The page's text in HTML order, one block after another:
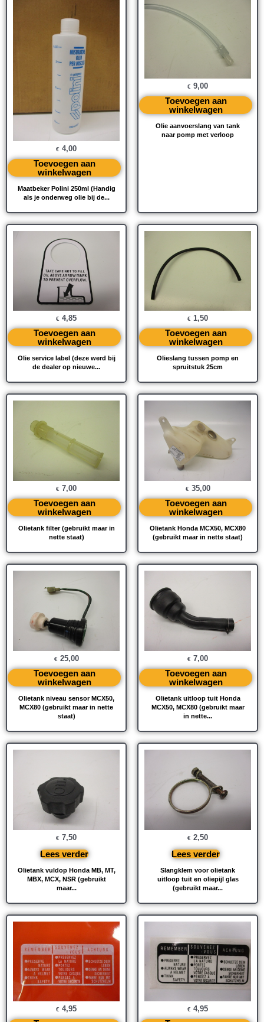
Maatbeker Polini 250ml (Handig
als je onderweg olie bij de...
€ 4,00
Toevoegen aan
winkelwagen
Olie aanvoerslang van tank
naar pomp met verloop
€ 9,00
Toevoegen aan
winkelwagen
Olie service label (deze werd bij
de dealer op nieuwe...
€ 4,85
Toevoegen aan
winkelwagen
Olieslang tussen pomp en
spruitstuk 25cm
€ 1,50
Toevoegen aan
winkelwagen
Olietank filter (gebruikt maar in
nette staat)
€ 7,00
Toevoegen aan
winkelwagen
Olietank Honda MCX50, MCX80
(gebruikt maar in nette staat)
€ 35,00
Toevoegen aan
winkelwagen
Olietank niveau sensor MCX50,
MCX80 (gebruikt maar in nette
staat)
€ 25,00
Toevoegen aan
winkelwagen
Olietank uitloop tuit Honda
MCX50, MCX80 (gebruikt maar
in nette...
€ 7,00
Toevoegen aan
winkelwagen
Olietank vuldop Honda MB, MT,
MBX, MCX, NSR (gebruikt
maar...
€ 7,50
Lees verder
Slangklem voor olietank
uitloop tuit en oliepijl glas
(gebruikt maar...
€ 2,50
Lees verder
€ 4,95 € 4,95